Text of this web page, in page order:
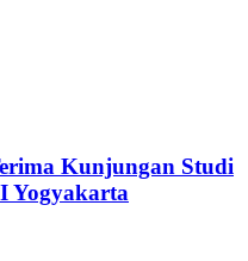
Kunjungan Studi
Yogyakarta